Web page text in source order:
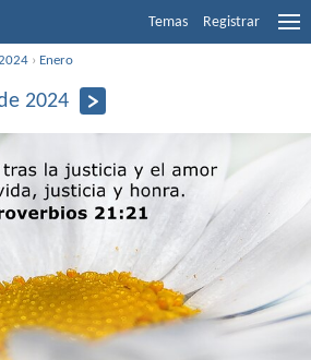
Temas Registrar
› Enero
2024